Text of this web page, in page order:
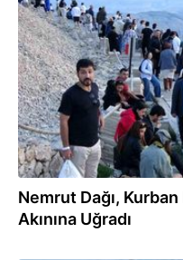
09.06.2025
Nemrut Dağı,
Akınına Uğradı